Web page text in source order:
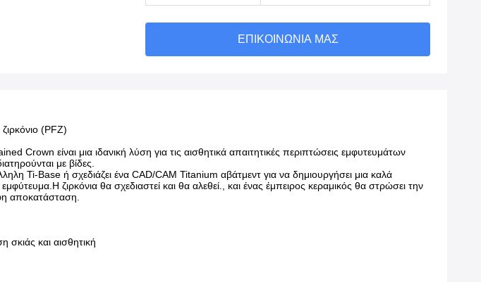
ΕΠΙΚΟΙΝΩΝΊΑ ΜΑΣ
(PFZ)
είναι μια ιδανική λύση για τις αισθητικά απαιτητικές περιπτώσεις εμφυτευμάτων
με βίδες.
Ti-Base ή σχεδιάζει ένα CAD/CAM Titanium αβάτμεντ για να δημιουργήσει μια καλά
ζιρκόνια θα σχεδιαστεί και θα αλεθεί., και ένας έμπειρος κεραμικός θα στρώσει την
αποκατάσταση.
σκιάς και αισθητική